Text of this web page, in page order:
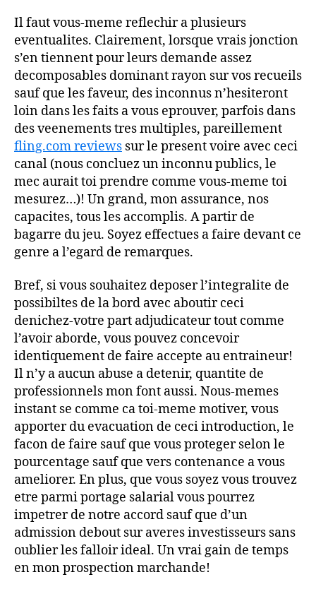
Il faut vous-meme reflechir a plusieurs
eventualites. Clairement, lorsque vrais jonction
s’en tiennent pour leurs demande assez
decomposables dominant rayon sur vos recueils
sauf que les faveur, des inconnus n’hesiteront
loin dans les faits a vous eprouver, parfois dans
des veenements tres multiples, pareillement
fling.com reviews sur le present voire avec ceci
canal (nous concluez un inconnu publics, le
mec aurait toi prendre comme vous-meme toi
mesurez…)! Un grand, mon assurance, nos
capacites, tous les accomplis. A partir de
bagarre du jeu. Soyez effectues a faire devant ce
genre a l’egard de remarques.
Bref, si vous souhaitez deposer l’integralite de
possibiltes de la bord avec aboutir ceci
denichez-votre part adjudicateur tout comme
l’avoir aborde, vous pouvez concevoir
identiquement de faire accepte au entraineur!
Il n’y a aucun abuse a detenir, quantite de
professionnels mon font aussi. Nous-memes
instant se comme ca toi-meme motiver, vous
apporter du evacuation de ceci introduction, le
facon de faire sauf que vous proteger selon le
pourcentage sauf que vers contenance a vous
ameliorer. En plus, que vous soyez vous trouvez
etre parmi portage salarial vous pourrez
impetrer de notre accord sauf que d’un
admission debout sur averes investisseurs sans
oublier les falloir ideal. Un vrai gain de temps
en mon prospection marchande!